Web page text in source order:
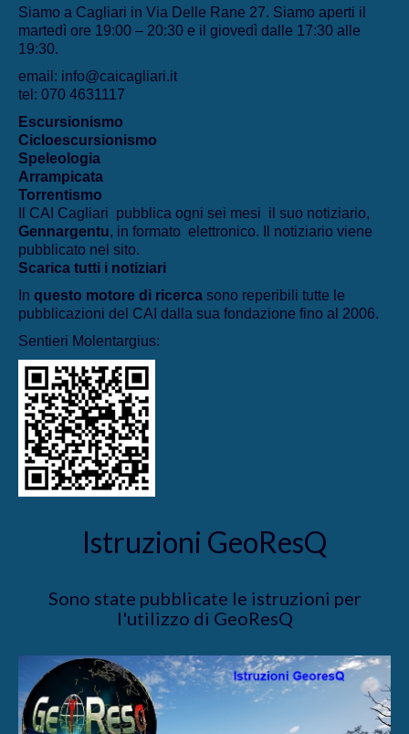
Siamo a Cagliari in Via Delle Rane 27. Siamo aperti il
martedì ore 19:00 – 20:30 e il giovedì dalle 17:30 alle
19:30.
email: info@caicagliari.it
tel: 070 4631117
Escursionismo
Cicloescursionismo
Speleologia
Arrampicata
Torrentismo
Il CAI Cagliari pubblica ogni sei mesi il suo notiziario,
Gennargentu, in formato elettronico. Il notiziario viene
pubblicato nel sito.
Scarica tutti i notiziari
In questo motore di ricerca sono reperibili tutte le
pubblicazioni del CAI dalla sua fondazione fino al 2006.
Sentieri Molentargius:
Istruzioni GeoResQ
Sono state pubblicate le istruzioni per
l'utilizzo di GeoResQ